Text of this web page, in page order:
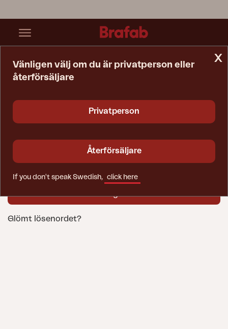
Användarnamn
Lösenord
Glömt lösenordet?
x
Vänligen välj om du är privatperson eller
återförsäljare
Privatperson
Återförsäljare
If you don't speak Swedish, click here